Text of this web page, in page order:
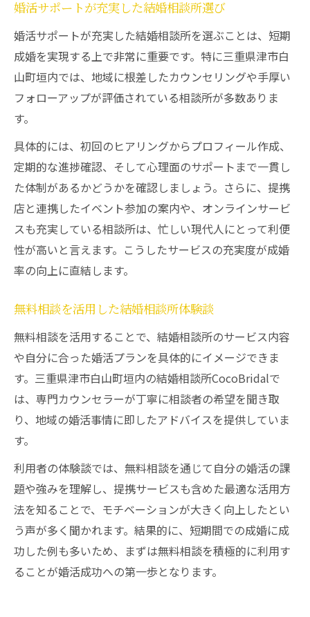
婚活サポートが充実した結婚相談所選び
婚活サポートが充実した結婚相談所を選ぶことは、短期
成婚を実現する上で非常に重要です。特に三重県津市白
山町垣内では、地域に根差したカウンセリングや手厚い
フォローアップが評価されている相談所が多数ありま
す。
具体的には、初回のヒアリングからプロフィール作成、
定期的な進捗確認、そして心理面のサポートまで一貫し
た体制があるかどうかを確認しましょう。さらに、提携
店と連携したイベント参加の案内や、オンラインサービ
スも充実している相談所は、忙しい現代人にとって利便
性が高いと言えます。こうしたサービスの充実度が成婚
率の向上に直結します。
無料相談を活用した結婚相談所体験談
無料相談を活用することで、結婚相談所のサービス内容
や自分に合った婚活プランを具体的にイメージできま
す。三重県津市白山町垣内の結婚相談所CocoBridalで
は、専門カウンセラーが丁寧に相談者の希望を聞き取
り、地域の婚活事情に即したアドバイスを提供していま
す。
利用者の体験談では、無料相談を通じて自分の婚活の課
題や強みを理解し、提携サービスも含めた最適な活用方
法を知ることで、モチベーションが大きく向上したとい
う声が多く聞かれます。結果的に、短期間での成婚に成
功した例も多いため、まずは無料相談を積極的に利用す
ることが婚活成功への第一歩となります。